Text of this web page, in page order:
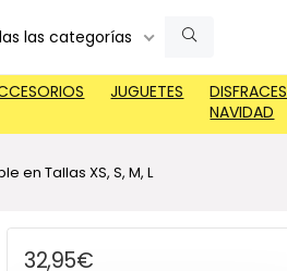
las categorías
JUGUETES
DISFRACES
NAVIDAD
en Tallas XS, S, M, L
32,95€